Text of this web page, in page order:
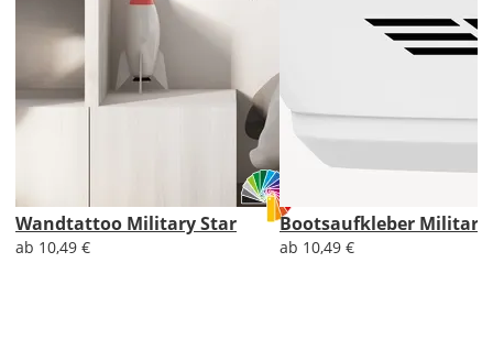
vom
Bestellwert:
Die
genauen
Checkout
angezeigt.
Wandtattoo Military Star
ab 10,49 €
Bootsaufkleber Military
ab 10,49 €